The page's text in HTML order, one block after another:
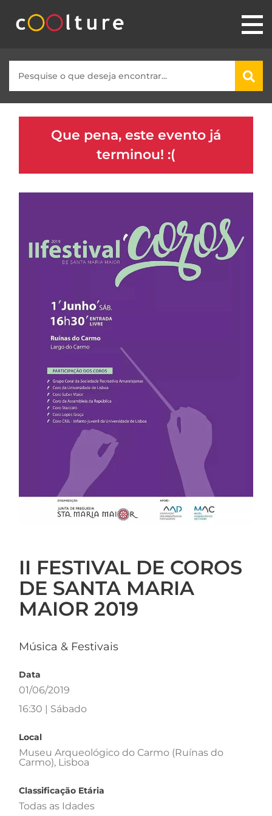
Que pena, este evento já
terminou! :(
II FESTIVAL DE COROS
DE SANTA MARIA
MAIOR 2019
Música & Festivais
Data
01/06/2019
16:30 | Sábado
Local
Museu Arqueológico do Carmo (Ruínas do
Carmo), Lisboa
Classificação Etária
Todas as Idades